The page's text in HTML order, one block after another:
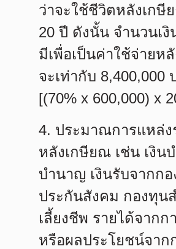
ว่าจะใช้ชีวิตหลังเกษี
20 ปี ดังนั้น จำนวนเงิ
มีเพื่อเป็นค่าใช้จ่ายห
จะเท่ากับ 8,400,000
[(70% x 600,000) x
4. ประมาณการแหล่ง
หลังเกษียณ เช่น เงิน
บำนาญ เงินรับจากก
ประกันสังคม กองทุน
เลี้ยงชีพ รายได้จากก
หรือผลประโยชน์จาก